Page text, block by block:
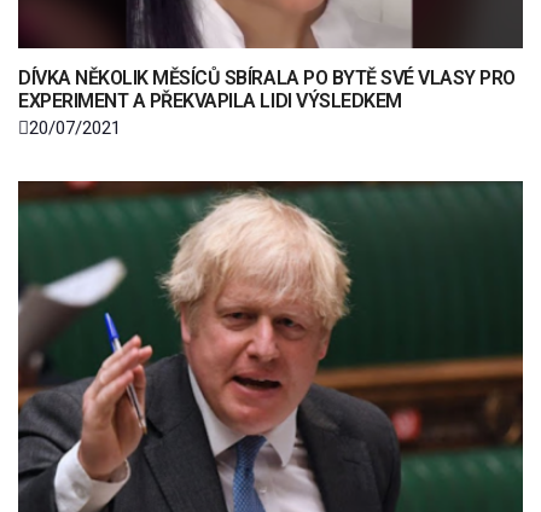
DÍVKA NĚKOLIK MĚSÍCŮ SBÍRALA PO BYTĚ SVÉ VLASY PRO
EXPERIMENT A PŘEKVAPILA LIDI VÝSLEDKEM
20/07/2021